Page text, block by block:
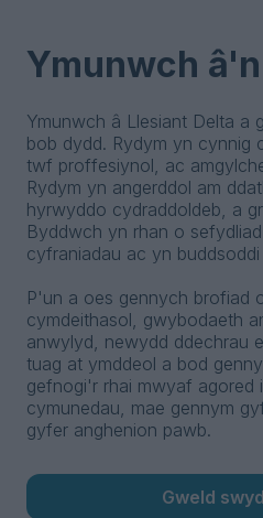
Ymunwch
Ymunwch â Llesiant Delta a
bob dydd. Rydym yn cynnig
twf proffesiynol, ac
Rydym yn angerddol am
hyrwyddo cydraddoldeb, a
Byddwch yn rhan o
cyfraniadau ac yn
P'un a oes gennych brofiad
cymdeithasol, gwybodaeth
anwylyd, newydd ddechrau
tuag at ymddeol a bod
gefnogi'r rhai mwyaf agored
cymunedau, mae gennym
gyfer anghenion pawb.
Gweld